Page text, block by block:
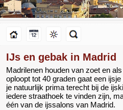
IJs en gebak in Madrid
Madrilenen houden van zoet en
oploopt tot 40 graden gaat een
je natuurlijk prima terecht bij de
iedere straathoek te vinden zijn,
één van de ijssalons van Madrid.